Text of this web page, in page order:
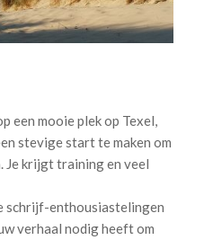
een mooie plek op Texel,
stevige start te maken om
Je krijgt training en veel
schrijf-enthousiastelingen
verhaal nodig heeft om